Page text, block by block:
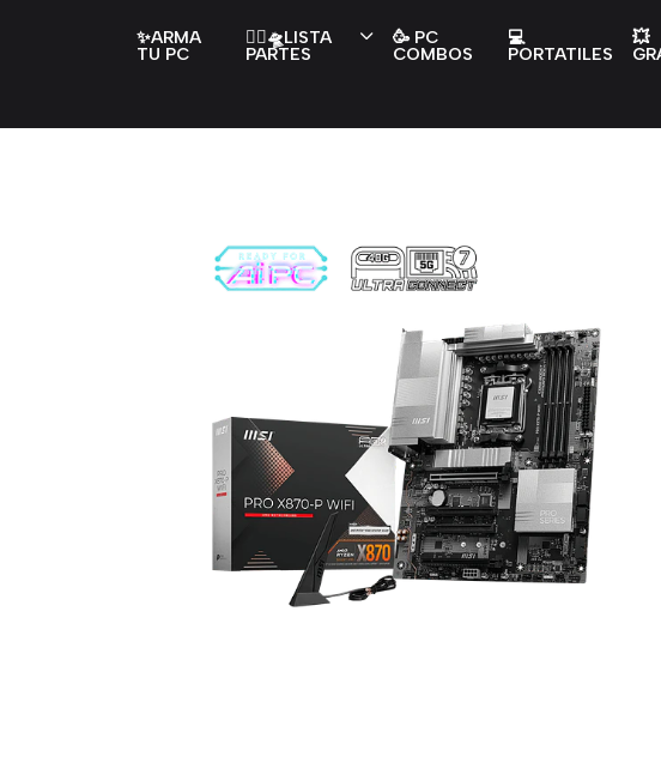
✨ARMA
TU PC
👇🏻🛸LISTA
PARTES
🥳 PC
COMBOS
💻
PORTATILES
💥